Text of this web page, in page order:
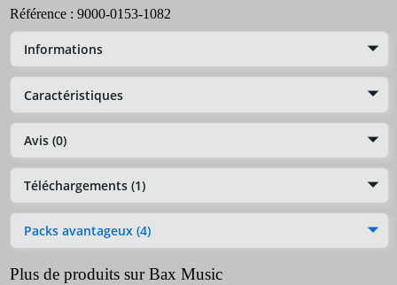
Référence : 9000-0153-1082
Informations
Caractéristiques
Avis (0)
Téléchargements (1)
Packs avantageux (4)
Plus de produits sur Bax Music